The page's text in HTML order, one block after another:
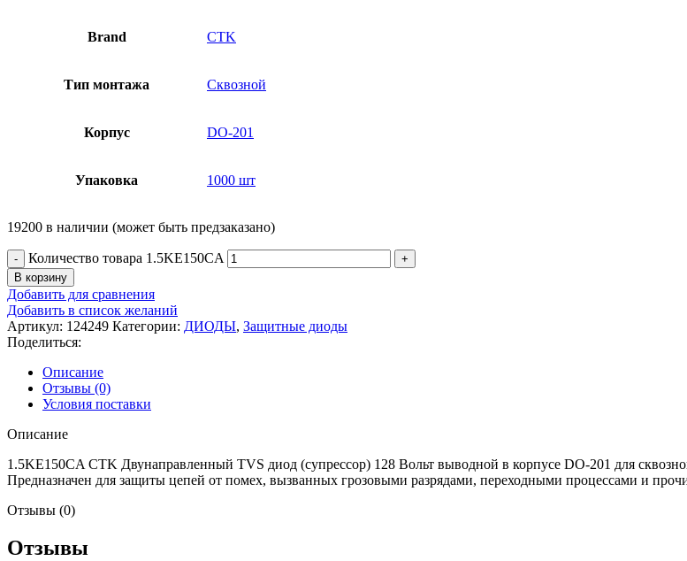
Brand CTK
Тип монтажа Сквозной
Корпус DO-201
Упаковка 1000 шт
19200 в наличии (может быть предзаказано)
Количество товара 1.5KE150CA
В корзину
Добавить для сравнения
Добавить в список желаний
Артикул: 124249 Категории: ДИОДЫ, Защитные диоды
Поделиться:
Описание
Отзывы (0)
Условия поставки
Описание
1.5KE150CA CTK Двунаправленный TVS диод (супрессор) 128 Вольт выводной в корпусе DO-201 для
Предназначен для защиты цепей от помех, вызванных грозовыми разрядами, переходными процессами и
Отзывы (0)
Отзывы